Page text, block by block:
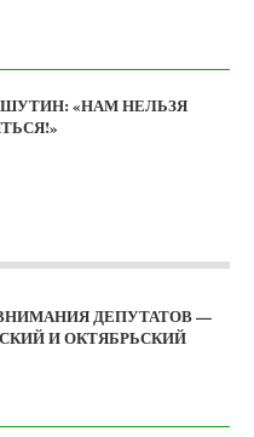
«НАМ НЕЛЬЗЯ
ДЕПУТАТОВ —
И ОКТЯБРЬСКИЙ